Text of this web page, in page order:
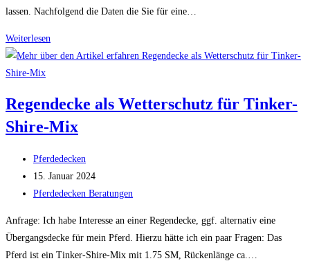
lassen. Nachfolgend die Daten die Sie für eine…
Weiterlesen
100g
im
Offenstall
Regendecke als Wetterschutz für Tinker-
Shire-Mix
Beitrags-
Autor:
Pferdedecken
Beitrag
veröffentlicht:
15. Januar 2024
Beitrags-
Pferdedecken Beratungen
Anfrage: Ich habe Interesse an einer Regendecke, ggf. alternativ eine
Übergangsdecke für mein Pferd. Hierzu hätte ich ein paar Fragen: Das
Pferd ist ein Tinker-Shire-Mix mit 1.75 SM, Rückenlänge ca.…